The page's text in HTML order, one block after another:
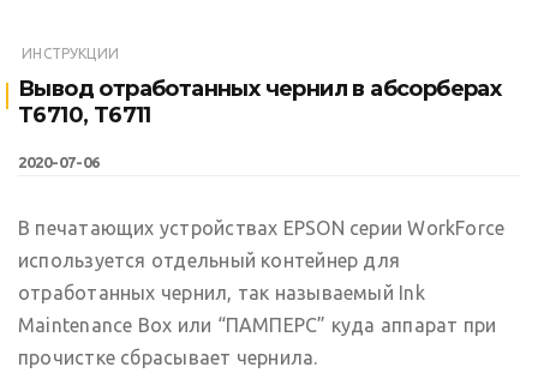
ИНСТРУКЦИИ
Вывод отработанных чернил в абсорберах
T6710, T6711
2020-07-06
В печатающих устройствах EPSON серии WorkForce
используется отдельный контейнер для
отработанных чернил, так называемый Ink
Maintenance Box или “ПАМПЕРС” куда аппарат при
прочистке сбрасывает чернила.